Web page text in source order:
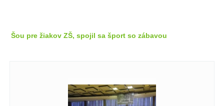
Šou pre žiakov ZŠ, spojil sa šport so zábavou